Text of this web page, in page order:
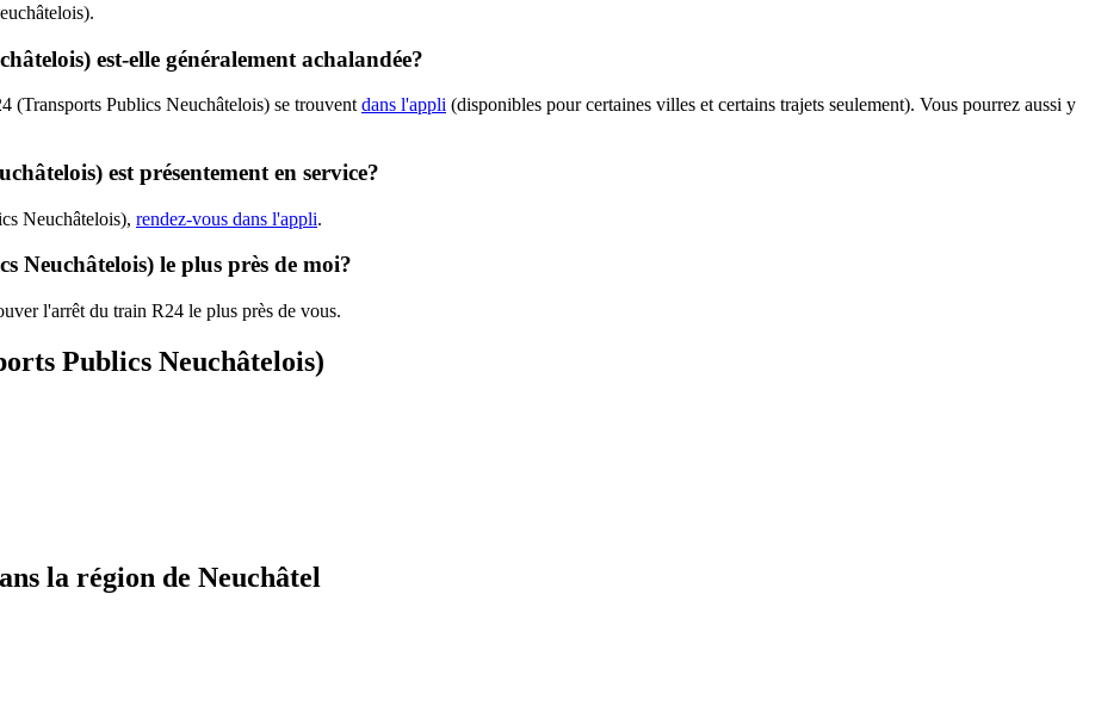
est-elle généralement achalandée?
(Transports Publics Neuchâtelois) se trouvent dans l'appli (disponibles pour certaines villes et certains trajets seulement). Vous pourrez aussi y
est présentement en service?
Neuchâtelois), rendez-vous dans l'appli.
Neuchâtelois) le plus près de moi?
l'arrêt du train R24 le plus près de vous.
Publics Neuchâtelois)
la région de Neuchâtel